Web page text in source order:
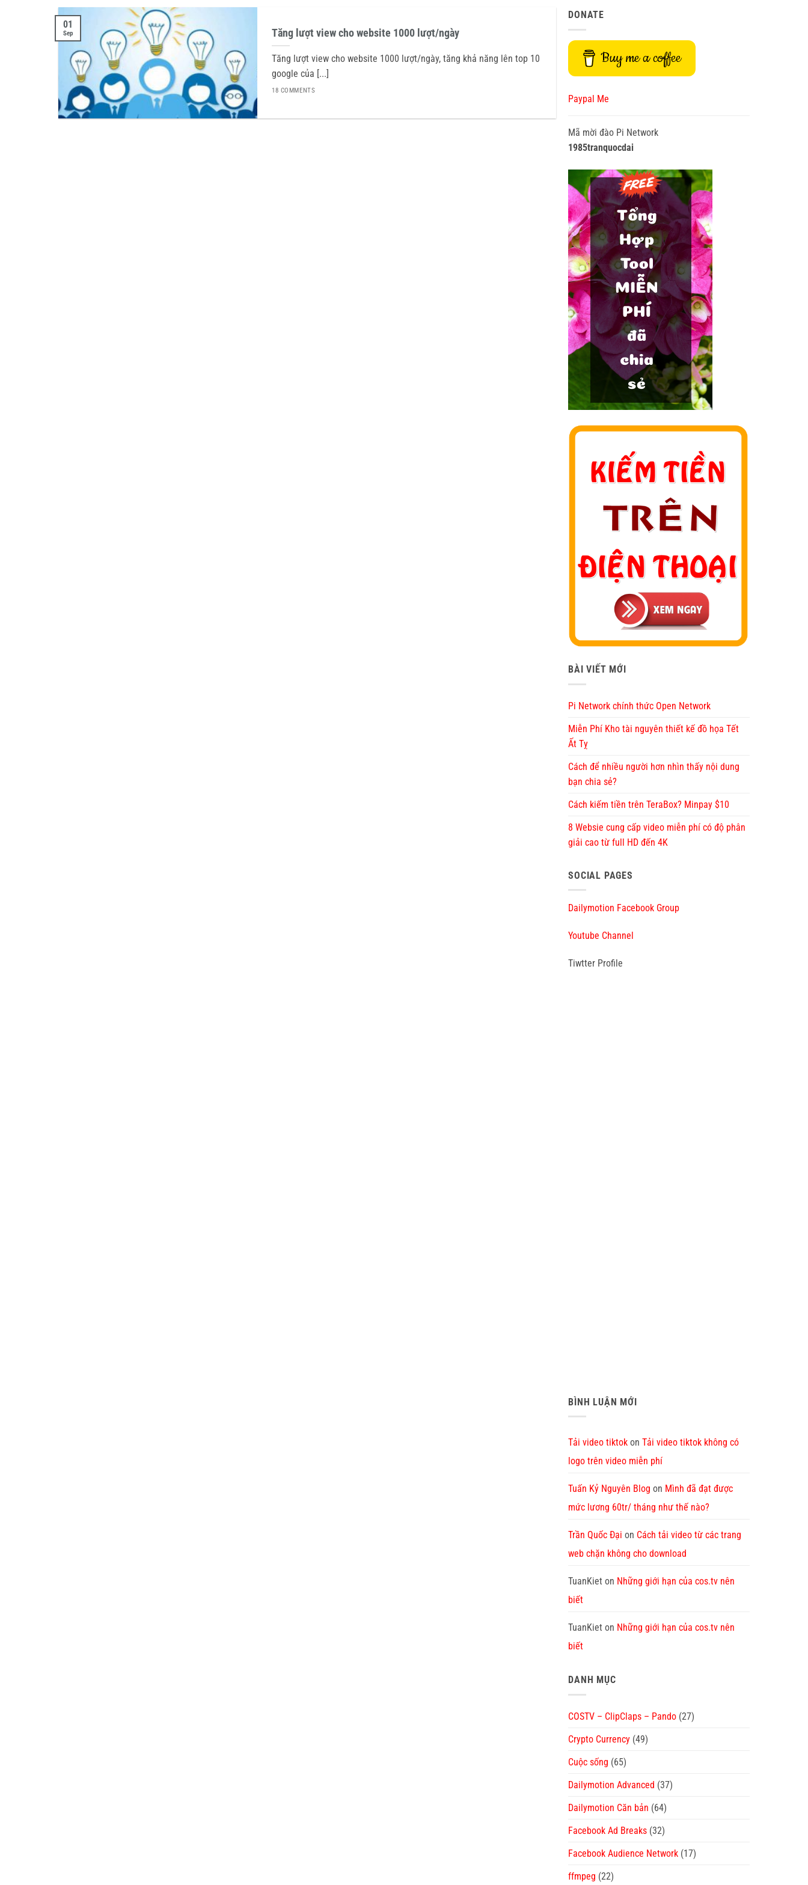
Tăng lượt view cho website 1000 lượt/ngày
Tăng lượt view cho website 1000 lượt/ngày, tăng khả năng lên top 10
google của [...]
18 COMMENTS
01
Sep
DONATE
Buy me a coffee
Paypal Me
Mã mời đào Pi Network
1985tranquocdai
BÀI VIẾT MỚI
Pi Network chính thức Open Network
Miễn Phí Kho tài nguyên thiết kế đồ họa Tết
Ất Tỵ
Cách để nhiều người hơn nhìn thấy nội dung
bạn chia sẻ?
Cách kiếm tiền trên TeraBox? Minpay $10
8 Websie cung cấp video miễn phí có độ phân
giải cao từ full HD đến 4K
SOCIAL PAGES
Dailymotion Facebook Group
Youtube Channel
Tiwtter Profile
BÌNH LUẬN MỚI
Tải video tiktok onTải video tiktok không có
logo trên video miễn phí
Tuấn Kỷ Nguyên Blog on Mình đã đạt được
mức lương 60tr/ tháng như thế nào?
Trần Quốc Đại on Cách tải video từ các trang
web chặn không cho download
TuanKiet on Những giới hạn của cos.tv nên
biết
TuanKiet on Những giới hạn của cos.tv nên
biết
DANH MỤC
COSTV – ClipClaps – Pando (27)
Crypto Currency (49)
Cuộc sống (65)
Dailymotion Advanced (37)
Dailymotion Căn bản (64)
Facebook Ad Breaks (32)
Facebook Audience Network (17)
ffmpeg (22)